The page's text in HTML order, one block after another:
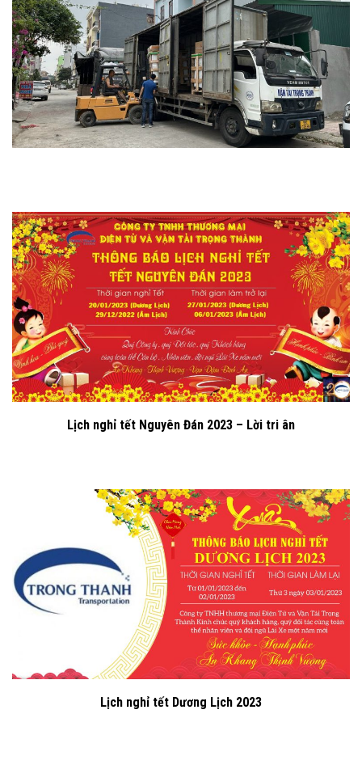
Lịch nghỉ tết Nguyên Đán 2023 – Lời tri ân
Lịch nghỉ tết Dương Lịch 2023